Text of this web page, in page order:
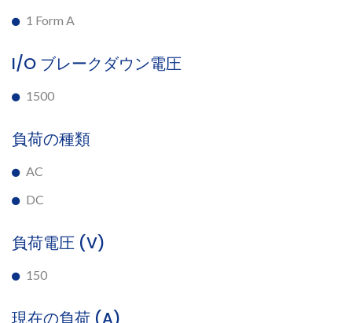
1 Form A
I/O ブレークダウン電圧
1500
負荷の種類
AC
DC
負荷電圧 (V)
150
現在の負荷 (A)